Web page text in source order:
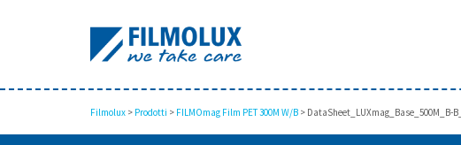
Filmolux > Prodotti > FILMOmag Film PET 300M W/B > DataSheet_LUXmag_Base_500M_B-